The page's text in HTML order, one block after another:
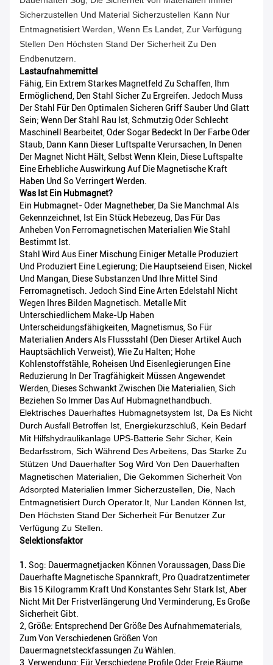
Sicherzustellen Und Material Sicherzustellen Kann Nur
Entmagnetisiert Werden, Wenn Es Landet, Zur Verfügung
Stellen Den Höchsten Stand Der Sicherheit Zu Den
Endbenutzern.
Lastaufnahmemittel
Fähig, Ein Extrem Starkes Magnetfeld Zu Schaffen, Ihm
Ermöglichend, Den Stahl Sicher Zu Ergreifen. Jedoch Muss
Der Stahl Für Den Optimalen Sicheren Griff Sauber Und Glatt
Sein; Wenn Der Stahl Rau Ist, Schmutzig Oder Schlecht
Maschinell Bearbeitet, Oder Sogar Bedeckt In Der Farbe Oder
Staub, Dann Kann Dieser Luftspalte Verursachen, In Denen
Der Magnet Nicht Hält, Selbst Wenn Klein, Diese Luftspalte
Eine Erhebliche Auswirkung Auf Die Magnetische Kraft
Haben Und So Verringert Werden.
Was Ist Ein Hubmagnet?
Ein Hubmagnet- Oder Magnetheber, Da Sie Manchmal Als
Gekennzeichnet, Ist Ein Stück Hebezeug, Das Für Das
Anheben Von Ferromagnetischen Materialien Wie Stahl
Bestimmt Ist.
Stahl Wird Aus Einer Mischung Einiger Metalle Produziert
Und Produziert Eine Legierung; Die Hauptseiend Eisen, Nickel
Und Mangan, Diese Substanzen Und Ihre Mittel Sind
Ferromagnetisch. Jedoch Sind Eine Arten Edelstahl Nicht
Wegen Ihres Bilden Magnetisch. Metalle Mit
Unterschiedlichem Make-Up Haben
Unterscheidungsfähigkeiten, Magnetismus, So Für
Materialien Anders Als Flussstahl (den Dieser Artikel Auch
Hauptsächlich Verweist), Wie Zu Halten; Hohe
Kohlenstoffstähle, Roheisen Und Eisenlegierungen Eine
Reduzierung In Der Tragfähigkeit Müssen Angewendet
Werden, Dieses Schwankt Zwischen Die Materialien, Sich
Beziehen So Immer Das Auf Hubmagnethandbuch.
Elektrisches Dauerhaftes Hubmagnetsystem Ist, Da Es Nicht
Durch Ausfall Betroffen Ist, Energiekurzschluß, Kein Bedarf
Mit Hilfshydraulikanlage UPS-Batterie Sehr Sicher, Kein
Bedarfsstrom, Sich Während Des Arbeitens, Das Starke Zu
Stützen Und Dauerhafter Sog Wird Von Den Dauerhaften
Magnetischen Materialien, Die Gekommen Sicherheit Von
Adsorpted Materialien Immer Sicherzustellen, Die, Nach
Entmagnetisiert Durch Operator.it, Nur Landen Können Ist,
Den Höchsten Stand Der Sicherheit Für Benutzer Zur
Verfügung Zu Stellen.
Selektionsfaktor
1. Sog: Dauermagnetjacken Können Voraussagen, Dass Die
Dauerhafte Magnetische Spannkraft, Pro Quadratzentimeter
Bis 15 Kilogramm Kraft Und Konstantes Sehr Stark Ist, Aber
Nicht Mit Der Fristverlängerung Und Verminderung, Es Große
Sicherheit Gibt.
2, Größe: Entsprechend Der Größe Des Aufnahmematerials,
Zum Von Verschiedenen Größen Von
Dauermagnetsteckfassungen Zu Wählen.
3, Verwendung: Für Verschiedene Profile Oder Freie Räume